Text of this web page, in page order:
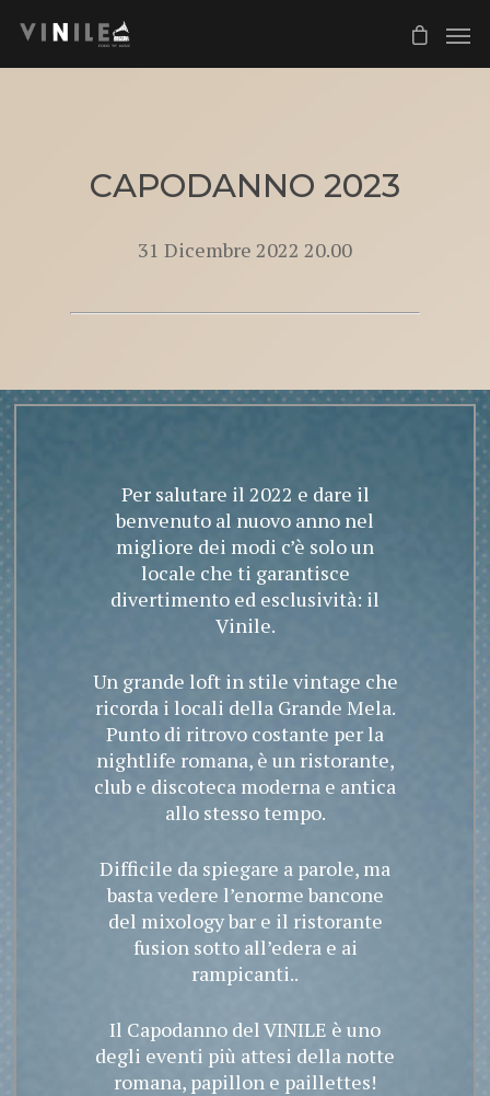
CAPODANNO 2023
31 Dicembre 2022 20.00
Per salutare il 2022 e dare il
benvenuto al nuovo anno nel
migliore dei modi c’è solo un
locale che ti garantisce
divertimento ed esclusività: il
Vinile.
Un grande loft in stile vintage che
ricorda i locali della Grande Mela.
Punto di ritrovo costante per la
nightlife romana, è un ristorante,
club e discoteca moderna e antica
allo stesso tempo.
Difficile da spiegare a parole, ma
basta vedere l’enorme bancone
del mixology bar e il ristorante
fusion sotto all’edera e ai
rampicanti..
Il Capodanno del VINILE è uno
degli eventi più attesi della notte
romana, papillon e paillettes!